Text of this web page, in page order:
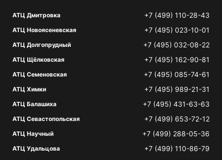
АТЦ Дмитровка +7 (499) 110-28-43
АТЦ Новоясеневская +7 (495) 023-10-01
АТЦ Долгопрудный +7 (495) 032-08-22
АТЦ Щёлковская +7 (495) 162-90-81
АТЦ Семеновская +7 (495) 085-74-61
АТЦ Химки +7 (495) 989-21-31
АТЦ Балашиха +7 (495) 431-63-63
АТЦ Севастопольская +7 (499) 653-72-12
АТЦ Научный +7 (499) 288-05-36
АТЦ Удальцова +7 (499) 110-86-79